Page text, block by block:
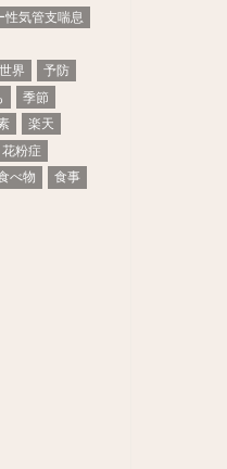
性気管支喘息
世界
予防
季節
楽天
花粉症
べ物
食事